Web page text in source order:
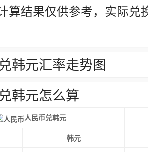
算结果仅供参考，实际
韩元汇率走势图
韩元怎么算
人民币兑韩元
韩元